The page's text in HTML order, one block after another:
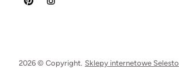
2026 © Copyright. Sklepy internetowe Selesto